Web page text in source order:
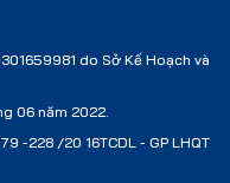
do Sở Kế Hoạch và
06 năm 2022.
79 -228 /20 16TCDL - GP LHQT